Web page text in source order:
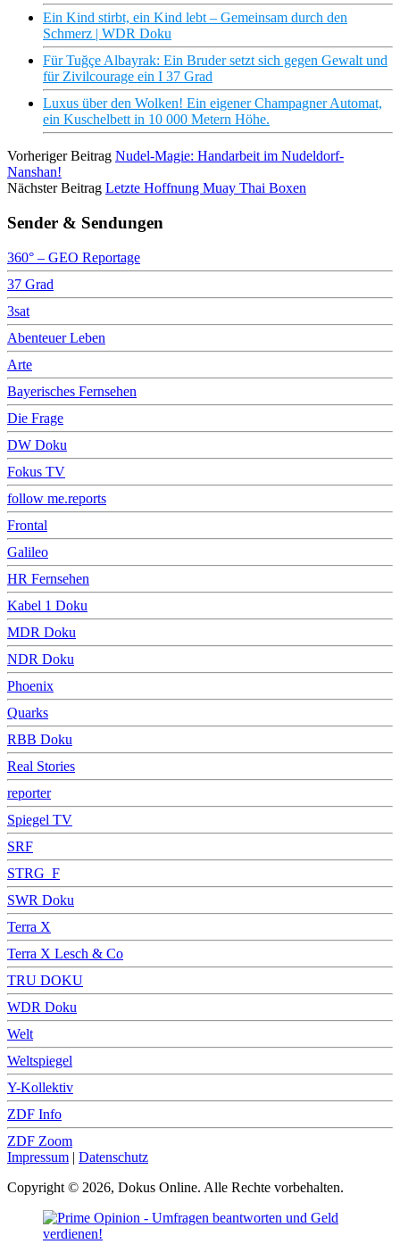
Ein Kind stirbt, ein Kind lebt – Gemeinsam durch den
Schmerz | WDR Doku
Für Tuğçe Albayrak: Ein Bruder setzt sich gegen Gewalt und
für Zivilcourage ein I 37 Grad
Luxus über den Wolken! Ein eigener Champagner Automat,
ein Kuschelbett in 10 000 Metern Höhe.
Vorheriger Beitrag Nudel-Magie: Handarbeit im Nudeldorf-
Nanshan!
Nächster Beitrag Letzte Hoffnung Muay Thai Boxen
Sender & Sendungen
360° – GEO Reportage
37 Grad
3sat
Abenteuer Leben
Arte
Bayerisches Fernsehen
Die Frage
DW Doku
Fokus TV
follow me.reports
Frontal
Galileo
HR Fernsehen
Kabel 1 Doku
MDR Doku
NDR Doku
Phoenix
Quarks
RBB Doku
Real Stories
reporter
Spiegel TV
SRF
STRG_F
SWR Doku
Terra X
Terra X Lesch & Co
TRU DOKU
WDR Doku
Welt
Weltspiegel
Y-Kollektiv
ZDF Info
ZDF Zoom
Impressum | Datenschutz
Copyright © 2026, Dokus Online. Alle Rechte vorbehalten.